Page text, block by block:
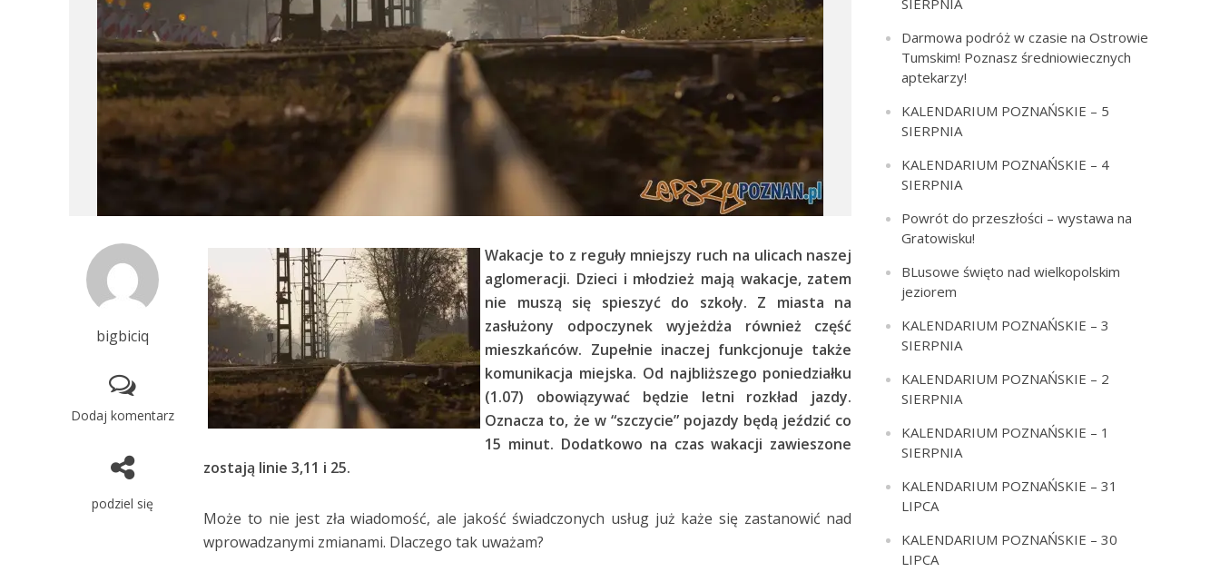
bigbiciq
Dodaj komentarz
podziel się
Wakacje to z reguły mniejszy ruch na ulicach naszej
aglomeracji. Dzieci i młodzież mają wakacje, zatem
nie muszą się spieszyć do szkoły. Z miasta na
zasłużony odpoczynek wyjeżdża również część
mieszkańców. Zupełnie inaczej funkcjonuje także
komunikacja miejska. Od najbliższego poniedziałku
(1.07) obowiązywać będzie letni rozkład jazdy.
Oznacza to, że w “szczycie” pojazdy będą jeździć co
15 minut. Dodatkowo na czas wakacji zawieszone
zostają linie 3,11 i 25.
Może to nie jest zła wiadomość, ale jakość świadczonych usług już każe się zastanowić nad
wprowadzanymi zmianami. Dlaczego tak uważam?
SIERPNIA
Darmowa podróż w czasie na Ostrowie
Tumskim! Poznasz średniowiecznych
aptekarzy!
KALENDARIUM POZNAŃSKIE – 5
SIERPNIA
KALENDARIUM POZNAŃSKIE – 4
SIERPNIA
Powrót do przeszłości – wystawa na
Gratowisku!
BLusowe święto nad wielkopolskim
jeziorem
KALENDARIUM POZNAŃSKIE – 3
SIERPNIA
KALENDARIUM POZNAŃSKIE – 2
SIERPNIA
KALENDARIUM POZNAŃSKIE – 1
SIERPNIA
KALENDARIUM POZNAŃSKIE – 31
LIPCA
KALENDARIUM POZNAŃSKIE – 30
LIPCA